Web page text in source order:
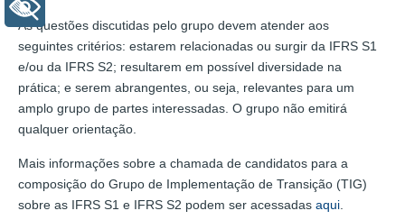
As questões discutidas pelo grupo devem atender aos
seguintes critérios: estarem relacionadas ou surgir da IFRS S1
e/ou da IFRS S2; resultarem em possível diversidade na
prática; e serem abrangentes, ou seja, relevantes para um
amplo grupo de partes interessadas. O grupo não emitirá
qualquer orientação.
Mais informações sobre a chamada de candidatos para a
composição do Grupo de Implementação de Transição (TIG)
sobre as IFRS S1 e IFRS S2 podem ser acessadas aqui